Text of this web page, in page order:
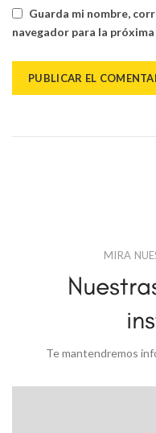
Guarda mi nombre,
navegador para la
MIRA
Te mantendremos